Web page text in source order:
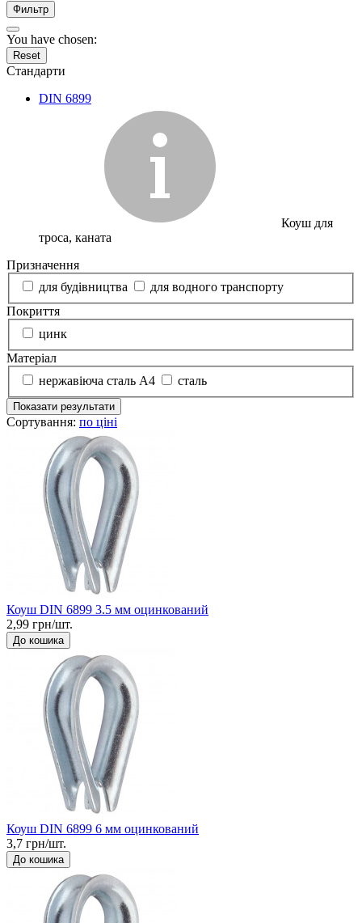
Фильтр
You have chosen:
Reset
Стандарти
DIN 6899
Коуш для
троса, каната
Призначення
для будівництва
для водного транспорту
Покриття
цинк
Матеріал
нержавіюча сталь А4
сталь
Показати результати
Сортування: по ціні
Коуш DIN 6899 3.5 мм оцинкований
2,99 грн/шт.
До кошика
Коуш DIN 6899 6 мм оцинкований
3,7 грн/шт.
До кошика